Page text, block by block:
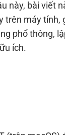
này, bài viết
trên máy tính,
phổ thông,
ích.